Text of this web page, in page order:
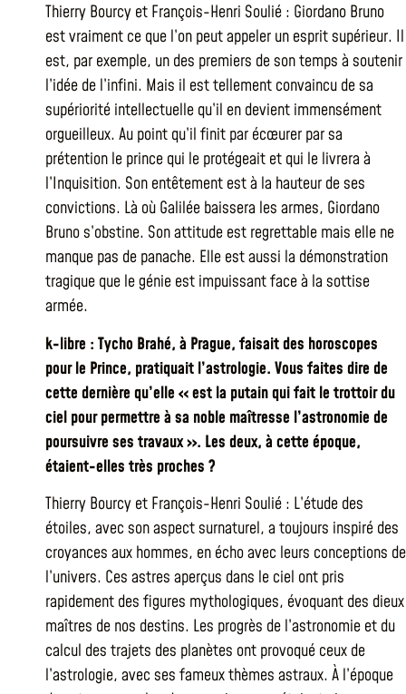
Thierry Bourcy et François-Henri Soulié : Giordano Bruno
est vraiment ce que l’on peut appeler un esprit supérieur. Il
est, par exemple, un des premiers de son temps à soutenir
l’idée de l’infini. Mais il est tellement convaincu de sa
supériorité intellectuelle qu’il en devient immensément
orgueilleux. Au point qu’il finit par écœurer par sa
prétention le prince qui le protégeait et qui le livrera à
l’Inquisition. Son entêtement est à la hauteur de ses
convictions. Là où Galilée baissera les armes, Giordano
Bruno s’obstine. Son attitude est regrettable mais elle ne
manque pas de panache. Elle est aussi la démonstration
tragique que le génie est impuissant face à la sottise
armée.
k-libre : Tycho Brahé, à Prague, faisait des horoscopes
pour le Prince, pratiquait l’astrologie. Vous faites dire de
cette dernière qu’elle « est la putain qui fait le trottoir du
ciel pour permettre à sa noble maîtresse l’astronomie de
poursuivre ses travaux ». Les deux, à cette époque,
étaient-elles très proches ?
Thierry Bourcy et François-Henri Soulié : L’étude des
étoiles, avec son aspect surnaturel, a toujours inspiré des
croyances aux hommes, en écho avec leurs conceptions de
l’univers. Ces astres aperçus dans le ciel ont pris
rapidement des figures mythologiques, évoquant des dieux
maîtres de nos destins. Les progrès de l’astronomie et du
calcul des trajets des planètes ont provoqué ceux de
l’astrologie, avec ses fameux thèmes astraux. À l’époque